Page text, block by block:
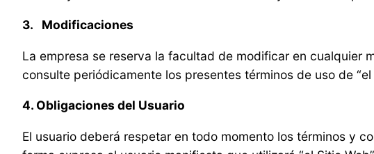
3. Modificaciones
La empresa se reserva la facultad de modificar en cualquier
consulte periódicamente los presentes términos de uso de
4. Obligaciones del Usuario
El usuario deberá respetar en todo momento los términos y